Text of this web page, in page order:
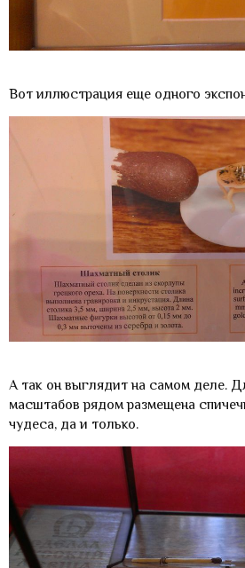
Вот иллюстрация еще одного
А так он выглядит на самом деле.
масштабов рядом размещена
чудеса, да и только.